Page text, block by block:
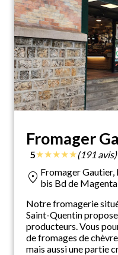
Fromager
5★★★★★(191 avis)
location_on Fromager
bis Bd de
Notre fromagerie
Saint-Quentin
producteurs. Vous
de fromages de
mais aussi une partie